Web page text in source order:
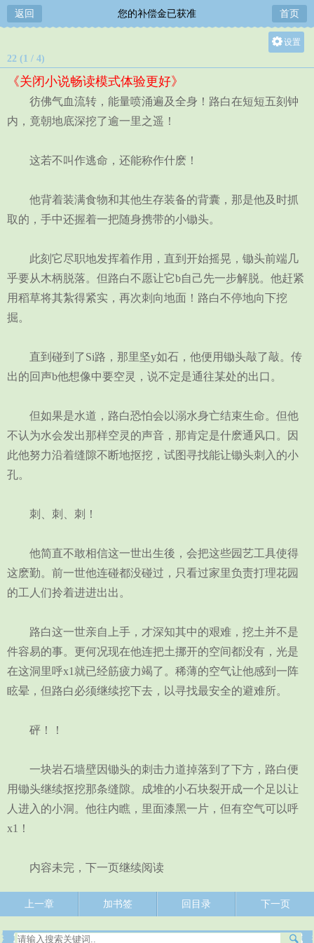
返回 您的补偿金已获准 首页
设置
中
22 (1 / 4)
《关闭小说畅读模式体验更好》
彷佛气血流转，能量喷涌遍及全身！路白在短短五刻钟
内，竟朝地底深挖了逾一里之遥！
这若不叫作逃命，还能称作什麽！
他背着装满食物和其他生存装备的背囊，那是他及时抓
取的，手中还握着一把随身携带的小锄头。
此刻它尽职地发挥着作用，直到开始摇晃，锄头前端几
乎要从木柄脱落。但路白不愿让它b自己先一步解脱。他赶紧
用稻草将其紮得紧实，再次刺向地面！路白不停地向下挖
掘。
直到碰到了Si路，那里坚y如石，他便用锄头敲了敲。传
出的回声b他想像中要空灵，说不定是通往某处的出口。
但如果是水道，路白恐怕会以溺水身亡结束生命。但他
不认为水会发出那样空灵的声音，那肯定是什麽通风口。因
此他努力沿着缝隙不断地抠挖，试图寻找能让锄头刺入的小
孔。
刺、刺、刺！
他简直不敢相信这一世出生後，会把这些园艺工具使得
这麽勤。前一世他连碰都没碰过，只看过家里负责打理花园
的工人们拎着进进出出。
路白这一世亲自上手，才深知其中的艰难，挖土并不是
件容易的事。更何况现在他连把土挪开的空间都没有，光是
在这洞里呼x1就已经筋疲力竭了。稀薄的空气让他感到一阵
眩晕，但路白必须继续挖下去，以寻找最安全的避难所。
砰！！
一块岩石墙壁因锄头的刺击力道掉落到了下方，路白便
用锄头继续抠挖那条缝隙。成堆的小石块裂开成一个足以让
人进入的小洞。他往内瞧，里面漆黑一片，但有空气可以呼
x1！
内容未完，下一页继续阅读
上一章 加书签 回目录 下一页